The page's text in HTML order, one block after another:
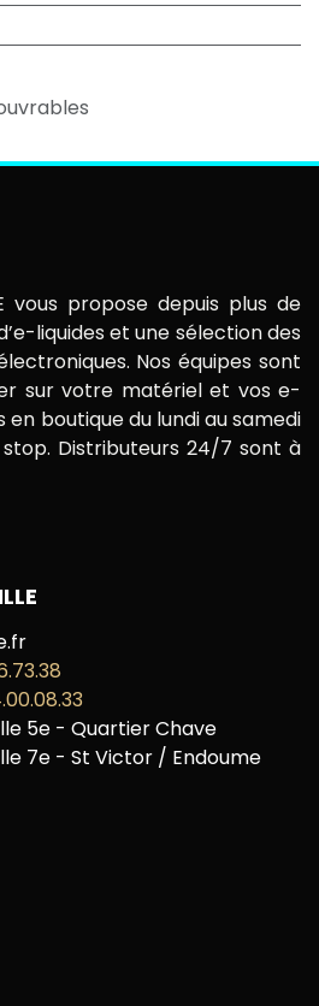
vous propose depuis plus de
liquides et une sélection des
Nos équipes sont
sur votre matériel et vos e-
en boutique du lundi au samedi
stop. Distributeurs 24/7 sont à
5e - Quartier Chave
7e - St Victor / Endoume